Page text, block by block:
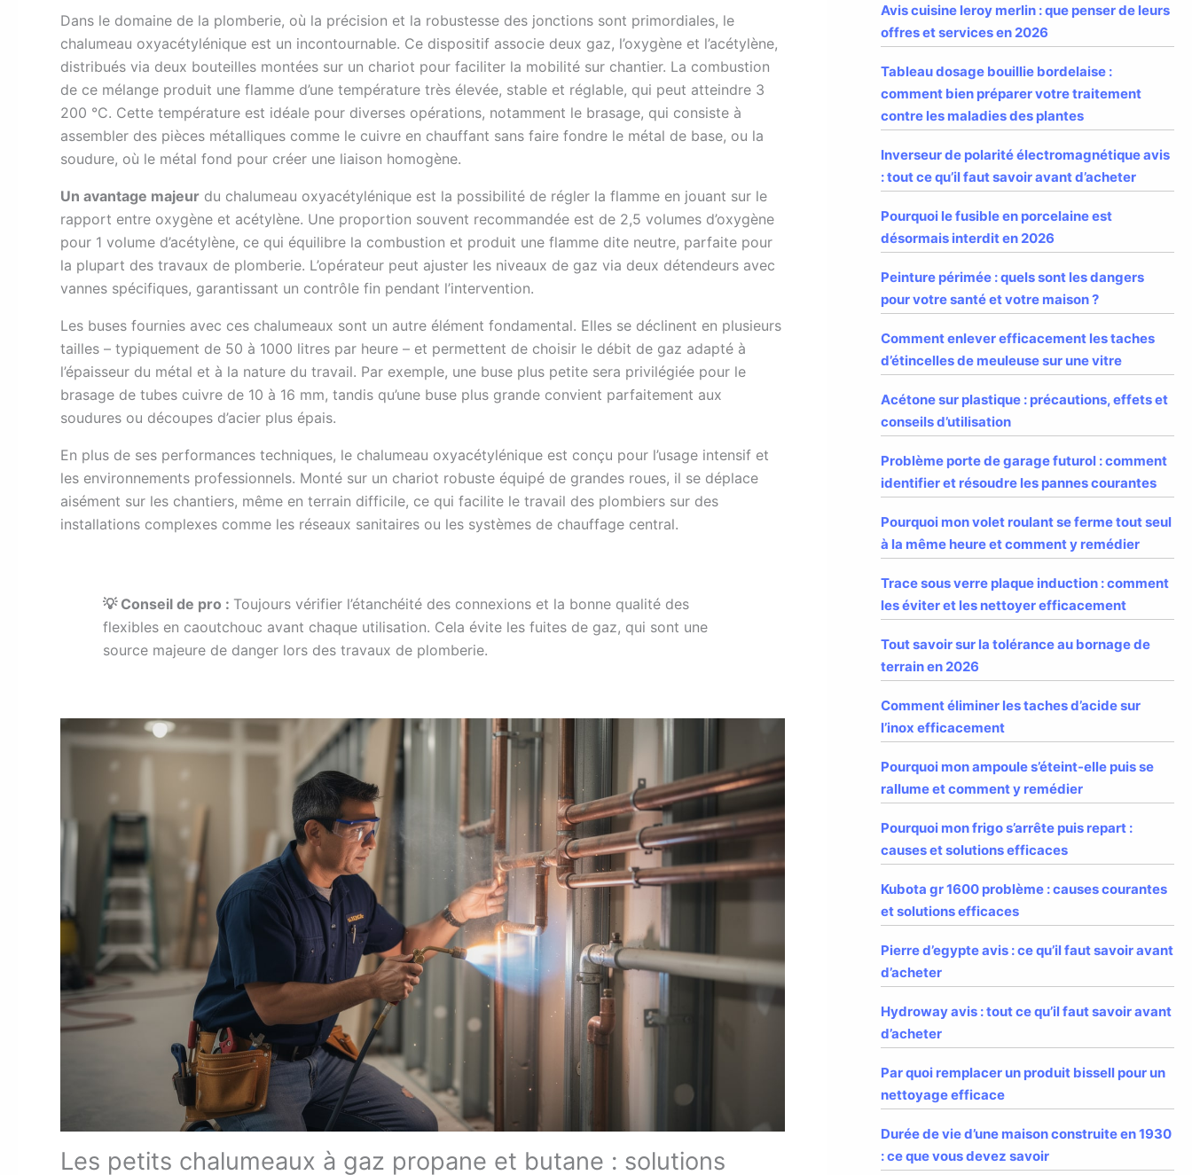
Dans le domaine de la plomberie, où la précision et la robustesse des jonctions sont primordiales, le
chalumeau oxyacétylénique est un incontournable. Ce dispositif associe deux gaz, l’oxygène et l’acétylène,
distribués via deux bouteilles montées sur un chariot pour faciliter la mobilité sur chantier. La combustion
de ce mélange produit une flamme d’une température très élevée, stable et réglable, qui peut atteindre 3
200 °C. Cette température est idéale pour diverses opérations, notamment le brasage, qui consiste à
assembler des pièces métalliques comme le cuivre en chauffant sans faire fondre le métal de base, ou la
soudure, où le métal fond pour créer une liaison homogène.
Un avantage majeur du chalumeau oxyacétylénique est la possibilité de régler la flamme en jouant sur le
rapport entre oxygène et acétylène. Une proportion souvent recommandée est de 2,5 volumes d’oxygène
pour 1 volume d’acétylène, ce qui équilibre la combustion et produit une flamme dite neutre, parfaite pour
la plupart des travaux de plomberie. L’opérateur peut ajuster les niveaux de gaz via deux détendeurs avec
vannes spécifiques, garantissant un contrôle fin pendant l’intervention.
Les buses fournies avec ces chalumeaux sont un autre élément fondamental. Elles se déclinent en plusieurs
tailles – typiquement de 50 à 1000 litres par heure – et permettent de choisir le débit de gaz adapté à
l’épaisseur du métal et à la nature du travail. Par exemple, une buse plus petite sera privilégiée pour le
brasage de tubes cuivre de 10 à 16 mm, tandis qu’une buse plus grande convient parfaitement aux
soudures ou découpes d’acier plus épais.
En plus de ses performances techniques, le chalumeau oxyacétylénique est conçu pour l’usage intensif et
les environnements professionnels. Monté sur un chariot robuste équipé de grandes roues, il se déplace
aisément sur les chantiers, même en terrain difficile, ce qui facilite le travail des plombiers sur des
installations complexes comme les réseaux sanitaires ou les systèmes de chauffage central.
💡 Conseil de pro : Toujours vérifier l’étanchéité des connexions et la bonne qualité des
flexibles en caoutchouc avant chaque utilisation. Cela évite les fuites de gaz, qui sont une
source majeure de danger lors des travaux de plomberie.
Les petits chalumeaux à gaz propane et butane : solutions
Avis cuisine leroy merlin : que penser de leurs
offres et services en 2026
Tableau dosage bouillie bordelaise :
comment bien préparer votre traitement
contre les maladies des plantes
Inverseur de polarité électromagnétique avis
: tout ce qu’il faut savoir avant d’acheter
Pourquoi le fusible en porcelaine est
désormais interdit en 2026
Peinture périmée : quels sont les dangers
pour votre santé et votre maison ?
Comment enlever efficacement les taches
d’étincelles de meuleuse sur une vitre
Acétone sur plastique : précautions, effets et
conseils d’utilisation
Problème porte de garage futurol : comment
identifier et résoudre les pannes courantes
Pourquoi mon volet roulant se ferme tout seul
à la même heure et comment y remédier
Trace sous verre plaque induction : comment
les éviter et les nettoyer efficacement
Tout savoir sur la tolérance au bornage de
terrain en 2026
Comment éliminer les taches d’acide sur
l’inox efficacement
Pourquoi mon ampoule s’éteint-elle puis se
rallume et comment y remédier
Pourquoi mon frigo s’arrête puis repart :
causes et solutions efficaces
Kubota gr 1600 problème : causes courantes
et solutions efficaces
Pierre d’egypte avis : ce qu’il faut savoir avant
d’acheter
Hydroway avis : tout ce qu’il faut savoir avant
d’acheter
Par quoi remplacer un produit bissell pour un
nettoyage efficace
Durée de vie d’une maison construite en 1930
: ce que vous devez savoir